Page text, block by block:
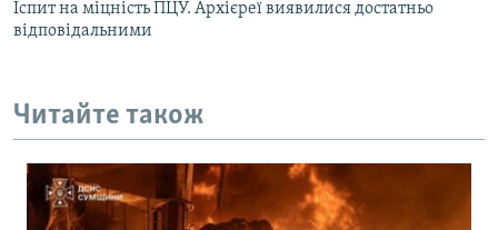
Іспит на міцність ПЦУ. Архієреї виявилися достатньо
відповідальними
Читайте також